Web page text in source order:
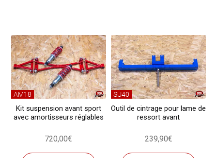
AM18
Kit suspension avant sport
avec amortisseurs réglables
720,00€
SU40
Outil de cintrage pour lame de
ressort avant
239,90€